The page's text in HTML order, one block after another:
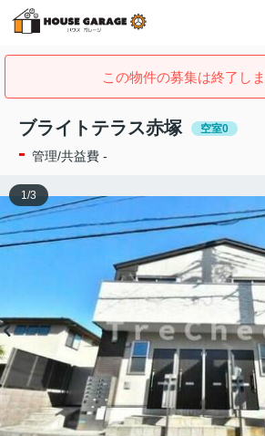
この物件の募集は終了しま
ブライトテラス赤塚 空室0
- 管理/共益費 -
1/3